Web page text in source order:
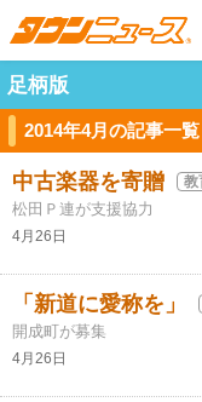
足柄版
2014年4月の記事一覧
中古楽器を寄贈 教
松田Ｐ連が支援協力
4月26日
「新道に愛称を」
開成町が募集
4月26日